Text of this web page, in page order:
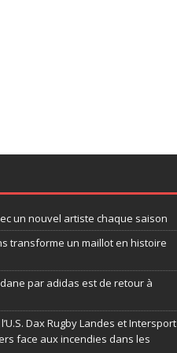
un nouvel artiste chaque saison
transforme un maillot en histoire
par adidas est de retour à
Dax Rugby Landes et Intersport
face aux incendies dans les